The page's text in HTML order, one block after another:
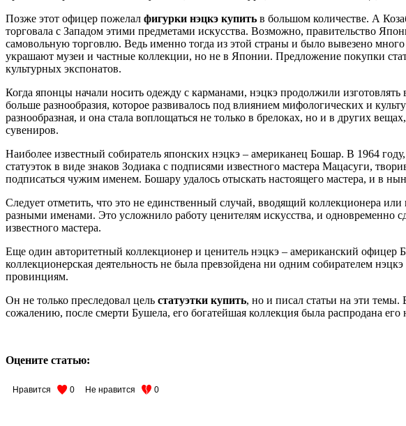
Позже этот офицер пожелал фигурки нэцкэ купить в большом количестве. А
торговала с Западом этими предметами искусства. Возможно, правительство
самовольную торговлю. Ведь именно тогда из этой страны и было вывезено
украшают музеи и частные коллекции, но не в Японии. Предложение покупки
культурных экспонатов.
Когда японцы начали носить одежду с карманами, нэцкэ продолжили изготовлять
больше разнообразия, которое развивалось под влиянием мифологических и
разнообразная, и она стала воплощаться не только в брелоках, но и в других
сувениров.
Наиболее известный собиратель японских нэцкэ – американец Бошар. В 1964
статуэток в виде знаков Зодиака с подписями известного мастера Мацасуги,
подписаться чужим именем. Бошару удалось отыскать настоящего мастера, и в
Следует отметить, что это не единственный случай, вводящий коллекционера
разными именами. Это усложнило работу ценителям искусства, и одновременно
известного мастера.
Еще один авторитетный коллекционер и ценитель нэцкэ – американский офицер
коллекционерская деятельность не была превзойдена ни одним собирателем
провинциям.
Он не только преследовал цель статуэтки купить, но и писал статьи на эти темы.
сожалению, после смерти Бушела, его богатейшая коллекция была распродана
Оцените статью:
Нравится 0 Не нравится 0